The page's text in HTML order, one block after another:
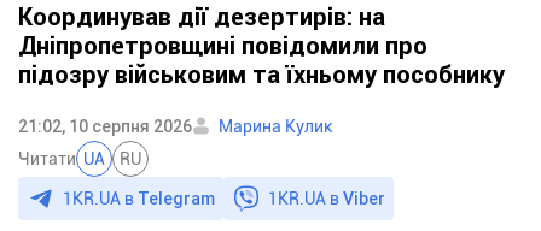
Координував дії дезертирів: на
Дніпропетровщині повідомили про
підозру військовим та їхньому пособнику
21:02, 10 серпня 2026
Марина Кулик
Читати UA RU
1KR.UA в Telegram 1KR.UA вViber